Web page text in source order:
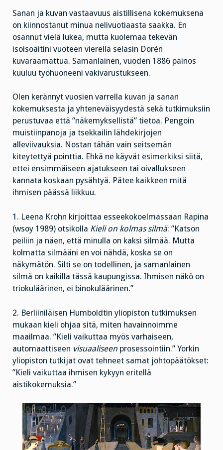
Sanan ja kuvan vastaavuus aistillisena kokemuksena
on kiinnostanut minua nelivuotiaasta saakka. En
osannut vielä lukea, mutta kuolemaa tekevän
isoisoäitini vuoteen vierellä selasin Dorén
kuvaraamattua. Samanlainen, vuoden 1886 painos
kuuluu työhuoneeni vakivarustukseen.
Olen kerännyt vuosien varrella kuvan ja sanan
kokemuksesta ja yhteneväisyydestä sekä tutkimuksiin
perustuvaa että ”näkemyksellistä” tietoa. Pengoin
muistiinpanoja ja tsekkailin lähdekirjojen
alleviivauksia. Nostan tähän vain seitsemän
kiteytettyä pointtia. Ehkä ne käyvät esimerkiksi siitä,
ettei ensimmäiseen ajatukseen tai oivallukseen
kannata koskaan pysähtyä. Pätee kaikkeen mitä
ihmisen päässä liikkuu.
1. Leena Krohn kirjoittaa esseekokoelmassaan Rapina
(wsoy 1989) otsikolla Kieli on kolmas silmä: ”Katson
peiliin ja näen, että minulla on kaksi silmää. Mutta
kolmatta silmääni en voi nähdä, koska se on
näkymätön. Silti se on todellinen, ja samanlainen
silmä on kaikilla tässä kaupungissa. Ihmisen näkö on
triokuläärinen, ei binokuläärinen.”
2. Berliiniläisen Humboldtin yliopiston tutkimuksen
mukaan kieli ohjaa sitä, miten havainnoimme
maailmaa. ”Kieli vaikuttaa myös varhaiseen,
automaattiseen visuaaliseen prosessointiin.” Yorkin
yliopiston tutkijat ovat tehneet samat johtopäätökset:
”Kieli vaikuttaa ihmisen kykyyn eritellä
aistikokemuksia.”